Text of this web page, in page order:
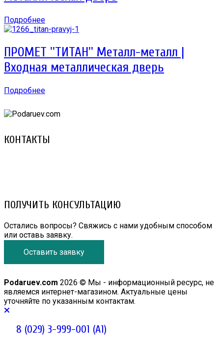
Подробнее
ПРОМЕТ ''ТИТАН'' Металл-металл |
Входная металлическая дверь
Подробнее
КОНТАКТЫ
ПОЛУЧИТЬ КОНСУЛЬТАЦИЮ
Остались вопросы? Свяжись с нами удобным способом
или оставь заявку.
Оставить заявку
Podaruev.com 2026 © Мы - информационный ресурс, не
являемся интернет-магазином. Актуальные цены
уточняйте по указанным контактам.
8 (029) 3-999-001 (A1)